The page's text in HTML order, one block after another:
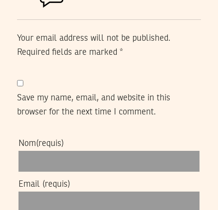
Your email address will not be published.
Required fields are marked *
Save my name, email, and website in this
browser for the next time I comment.
Nom(requis)
Email (requis)